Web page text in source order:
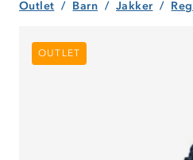
Outlet Barn Jakker
OUTLET